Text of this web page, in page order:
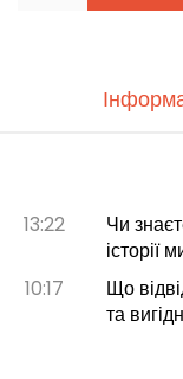
13:22
Чи
історії
10:17
Що
та